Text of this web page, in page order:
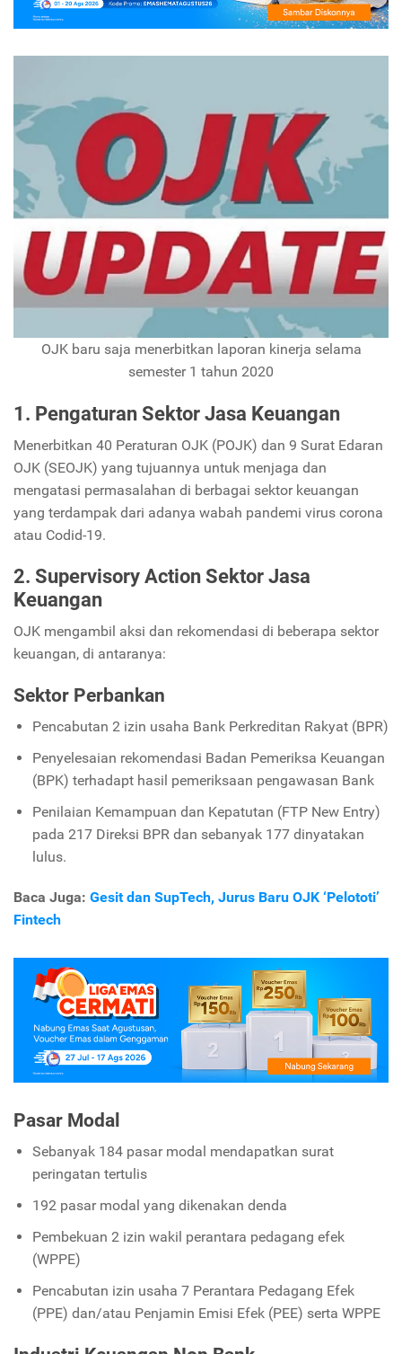
OJK baru saja menerbitkan laporan kinerja selama
semester 1 tahun 2020
1. Pengaturan Sektor Jasa Keuangan
Menerbitkan 40 Peraturan OJK (POJK) dan 9 Surat Edaran
OJK (SEOJK) yang tujuannya untuk menjaga dan
mengatasi permasalahan di berbagai sektor keuangan
yang terdampak dari adanya wabah pandemi virus corona
atau Codid-19.
2. Supervisory Action Sektor Jasa
Keuangan
OJK mengambil aksi dan rekomendasi di beberapa sektor
keuangan, di antaranya:
Sektor Perbankan
Pencabutan 2 izin usaha Bank Perkreditan Rakyat (BPR)
Penyelesaian rekomendasi Badan Pemeriksa Keuangan
(BPK) terhadapt hasil pemeriksaan pengawasan Bank
Penilaian Kemampuan dan Kepatutan (FTP New Entry)
pada 217 Direksi BPR dan sebanyak 177 dinyatakan
lulus.
Baca Juga: Gesit dan SupTech, Jurus Baru OJK ‘Pelototi’
Fintech
Pasar Modal
Sebanyak 184 pasar modal mendapatkan surat
peringatan tertulis
192 pasar modal yang dikenakan denda
Pembekuan 2 izin wakil perantara pedagang efek
(WPPE)
Pencabutan izin usaha 7 Perantara Pedagang Efek
(PPE) dan/atau Penjamin Emisi Efek (PEE) serta WPPE